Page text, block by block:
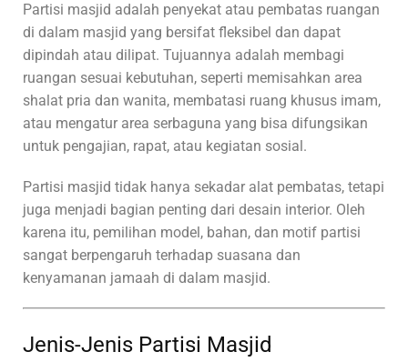
Partisi masjid adalah penyekat atau pembatas ruangan
di dalam masjid yang bersifat fleksibel dan dapat
dipindah atau dilipat. Tujuannya adalah membagi
ruangan sesuai kebutuhan, seperti memisahkan area
shalat pria dan wanita, membatasi ruang khusus imam,
atau mengatur area serbaguna yang bisa difungsikan
untuk pengajian, rapat, atau kegiatan sosial.
Partisi masjid tidak hanya sekadar alat pembatas, tetapi
juga menjadi bagian penting dari desain interior. Oleh
karena itu, pemilihan model, bahan, dan motif partisi
sangat berpengaruh terhadap suasana dan
kenyamanan jamaah di dalam masjid.
Jenis-Jenis Partisi Masjid